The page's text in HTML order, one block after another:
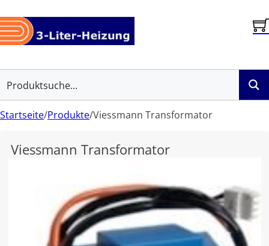
Startseite/Produkte/Viessmann Transformator
Viessmann Transformator